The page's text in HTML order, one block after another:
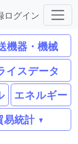
ログイン
機器・機械
イスデータ
エネルギー
易統計